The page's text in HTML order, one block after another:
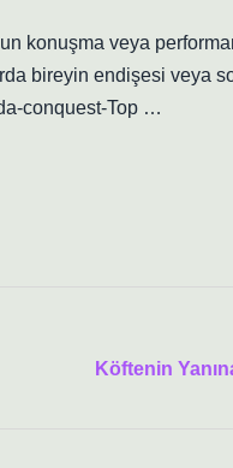
konuşma veya
bireyin endişesi veya
conquest-Top …
Köftenin